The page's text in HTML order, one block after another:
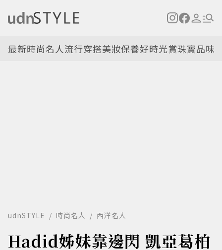
最新時尚名人流行穿搭美妝保養好時光賞珠寶品味
udnSTYLE 時尚名人 西洋名人
Hadid姊妹靠邊閃 凱亞葛柏